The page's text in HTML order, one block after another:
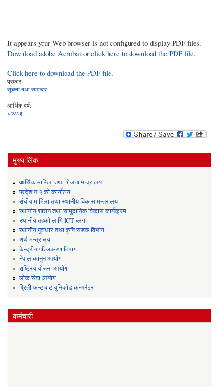
It appears your Web browser is not configured to display PDF files.
Download adobe Acrobat or click here to download the PDF file.
Click here to download the PDF file.
प्रकार:
सूचना तथा समाचार
आर्थिक वर्ष:
८२/८३
मुख्य लिंक
आर्थिक मामिला तथा योजना मन्त्रालय
प्रदेश न.२ को कार्यालय
संघीय मामिला तथा स्थानीय विकास मन्त्रालय
स्थानीय शासन तथा सामुदायिक विकास कार्यक्रम
स्थानीय तहको लागि ICT ब्लग
स्थानीय पूर्वाधार तथा कृषि सडक विभाग
अर्थ मन्त्रालय
केन्द्रीय पञ्जिकरण विभाग
नेपाल कानुन आयोग
राष्ट्रिय योजना आयोग
लोक सेवा आयोग
प्रिती फन्ट बाट युनिकोड कन्भर्रटर
कर्मचारी